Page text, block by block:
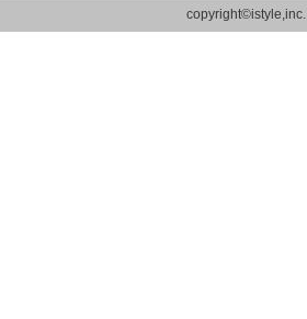
ram
copyright©istyle,inc.